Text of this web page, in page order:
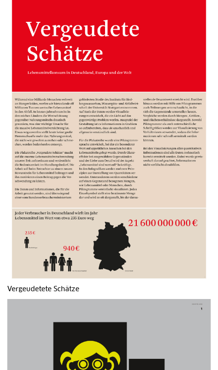
Vergeudetete Schätze